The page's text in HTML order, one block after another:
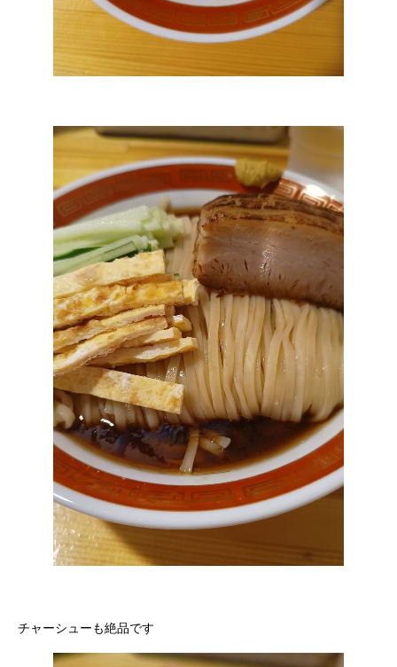
チャーシューも絶品です